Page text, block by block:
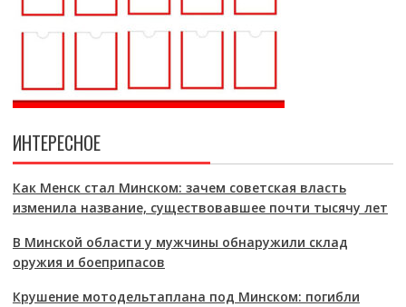
ИНТЕРЕСНОЕ
Как Менск стал Минском: зачем советская власть
изменила название, существовавшее почти тысячу лет
В Минской области у мужчины обнаружили склад
оружия и боеприпасов
Крушение мотодельтаплана под Минском: погибли